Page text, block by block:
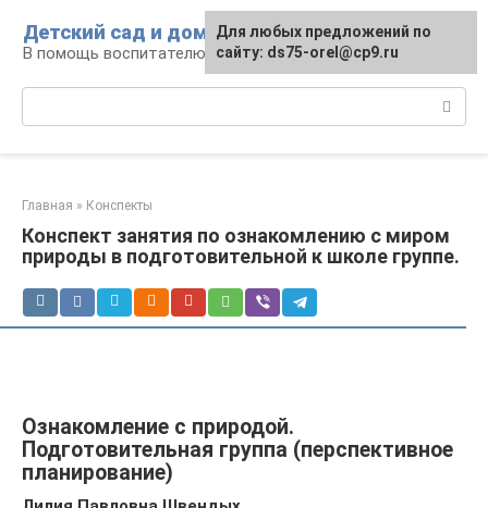
контенту
Детский сад и дом
В помощь воспитателю и родителям
Главная » Конспекты
Конспект занятия по ознакомлению с миром
природы в подготовительной к школе группе.
Ознакомление с природой.
Подготовительная группа (перспективное
планирование)
Для любых предложений по
сайту: ds75-orel@cp9.ru